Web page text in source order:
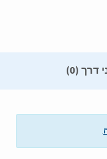
דרך (0)
.